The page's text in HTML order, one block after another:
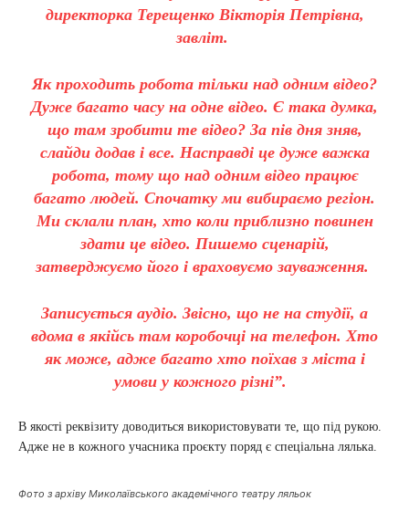
директорка Терещенко Вікторія Петрівна,
завліт.
Як проходить робота тільки над одним відео?
Дуже багато часу на одне відео. Є така думка,
що там зробити те відео? За пів дня зняв,
слайди додав і все. Насправді це дуже важка
робота, тому що над одним відео працює
багато людей. Спочатку ми вибираємо регіон.
Ми склали план, хто коли приблизно повинен
здати це відео. Пишемо сценарій,
затверджуємо його і враховуємо зауваження.
Записується аудіо. Звісно, що не на студії, а
вдома в якійсь там коробочці на телефон. Хто
як може, адже багато хто поїхав з міста і
умови у кожного різні”.
В якості реквізиту доводиться використовувати те, що під рукою.
Адже не в кожного учасника проєкту поряд є спеціальна лялька.
Фото з архіву Миколаївського академічного театру ляльок